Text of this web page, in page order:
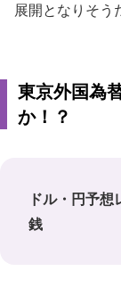
展開となりそう
東京外国為
か！？
ドル・円予
銭